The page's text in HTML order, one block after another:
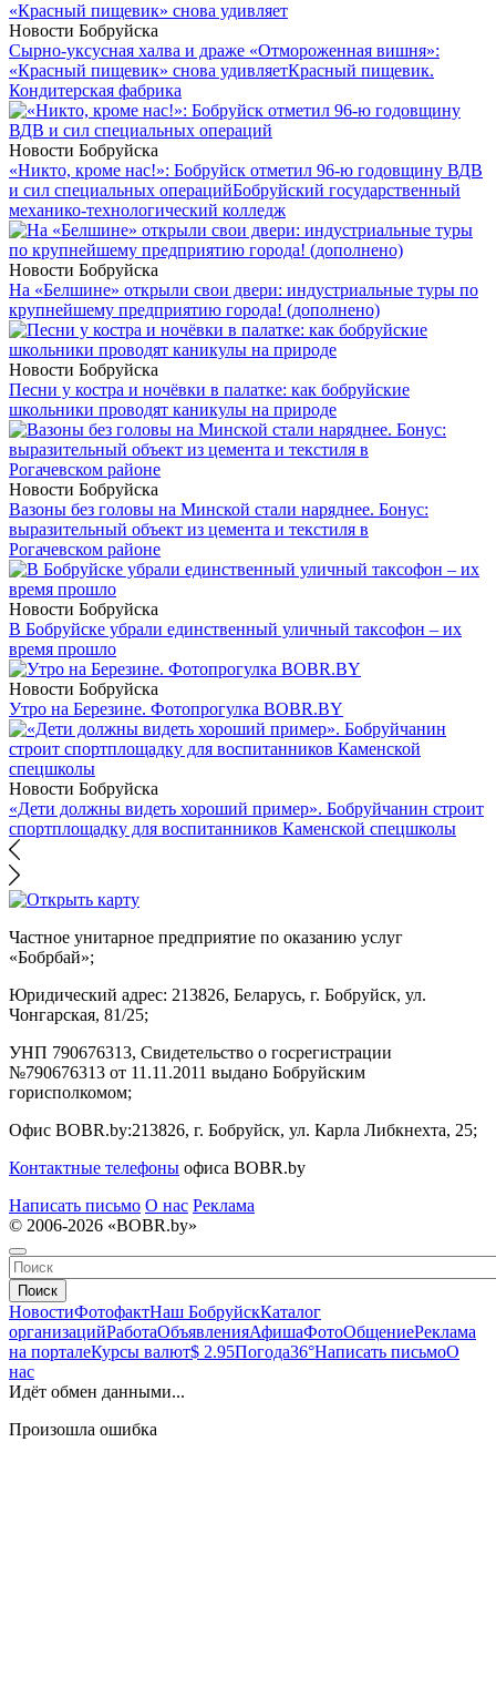
Новости Бобруйска
Сырно-уксусная халва и драже «Отмороженная вишня»:
«Красный пищевик» снова удивляетКрасный пищевик.
Кондитерская фабрика
Новости Бобруйска
«Никто, кроме нас!»: Бобруйск отметил 96-ю годовщину ВДВ
и сил специальных операцийБобруйский государственный
механико-технологический колледж
Новости Бобруйска
На «Белшине» открыли свои двери: индустриальные туры по
крупнейшему предприятию города! (дополнено)
Новости Бобруйска
Песни у костра и ночёвки в палатке: как бобруйские
школьники проводят каникулы на природе
Новости Бобруйска
Вазоны без головы на Минской стали наряднее. Бонус:
выразительный объект из цемента и текстиля в
Рогачевском районе
Новости Бобруйска
В Бобруйске убрали единственный уличный таксофон – их
время прошло
Новости Бобруйска
Утро на Березине. Фотопрогулка BOBR.BY
Новости Бобруйска
«Дети должны видеть хороший пример». Бобруйчанин строит
спортплощадку для воспитанников Каменской спецшколы
Частное унитарное предприятие по оказанию услуг
«Бобрбай»;
Юридический адрес: 213826, Беларусь, г. Бобруйск, ул.
Чонгарская, 81/25;
УНП 790676313, Свидетельство о госрегистрации
№790676313 от 11.11.2011 выдано Бобруйским
горисполкомом;
Офис BOBR.by:213826, г. Бобруйск, ул. Карла Либкнехта, 25;
Контактные телефоны офиса BOBR.by
Написать письмо О нас Реклама
© 2006-2026 «BOBR.by»
Поиск
НовостиФотофактНаш БобруйскКаталог
организацийРаботаОбъявленияАфишаФотоОбщениеРеклама
на порталеКурсы валют$ 2.95Погода36°Написать письмоО
нас
Идёт обмен данными...
Произошла ошибка